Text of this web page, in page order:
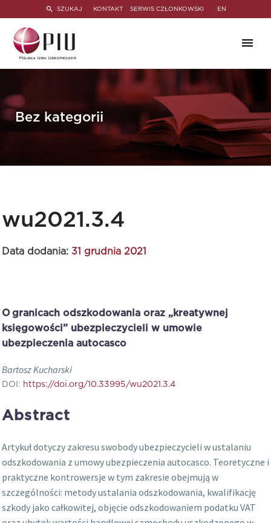
SZUKAJ KONTAKT SERWIS CZŁONKOWSKI EN
Bez kategorii
wu2021.3.4
Data dodania: 31 grudnia 2021
O granicach odszkodowania oraz „kreatywnej
księgowości” ubezpieczycieli w umowie
ubezpieczenia autocasco
Bartosz Kucharski
DOI: https://doi.org/10.33995/wu2021.3.4
Abstract
Artykuł dotyczy zakresu swobody ubezpieczycieli w ustalaniu
odszkodowania z umowy ubezpieczenia autocasco. Teoretyczne i
praktyczne kontrowersje w tym zakresie obejmują w
szczególności: metody ustalania odszkodowania, kwalifikację
szkody jako całkowitej, objęcie odszkodowaniem podatku VAT